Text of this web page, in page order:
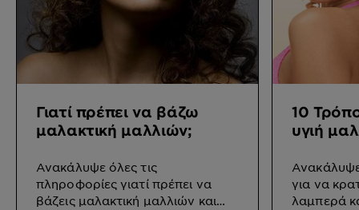
Γιατί πρέπει να βάζω
μαλακτική μαλλιών;
Ανακάλυψε όλες τις
πληροφορίες γιατί πρέπει να
βάζεις μαλακτική μαλλιών και
10
υγιή
για να
λαμπερά